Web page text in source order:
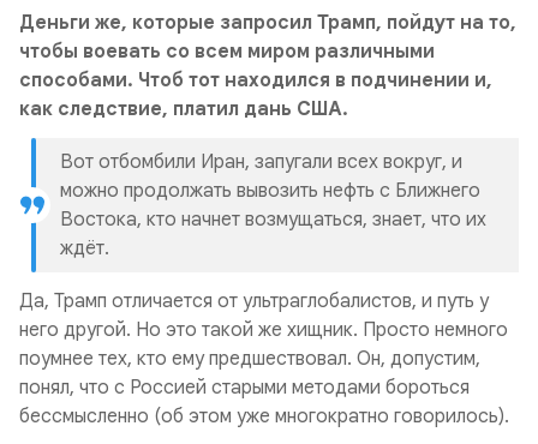
Деньги же, которые запросил Трамп, пойдут на то,
чтобы воевать со всем миром различными
способами. Чтоб тот находился в подчинении и,
как следствие, платил дань США.
Вот отбомбили Иран, запугали всех вокруг, и
можно продолжать вывозить нефть с Ближнего
Востока, кто начнет возмущаться, знает, что их
ждёт.
Да, Трамп отличается от ультраглобалистов, и путь у
него другой. Но это такой же хищник. Просто немного
поумнее тех, кто ему предшествовал. Он, допустим,
понял, что с Россией старыми методами бороться
бессмысленно (об этом уже многократно говорилось).